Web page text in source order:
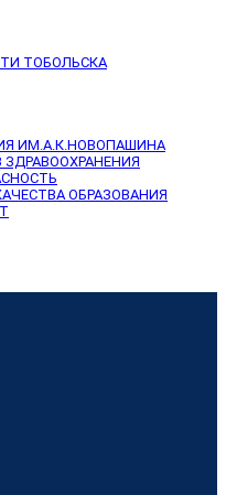
ТОБОЛЬСКА
ИМ.А.К.НОВОПАШИНА
ОБРАЗОВАНИЯ